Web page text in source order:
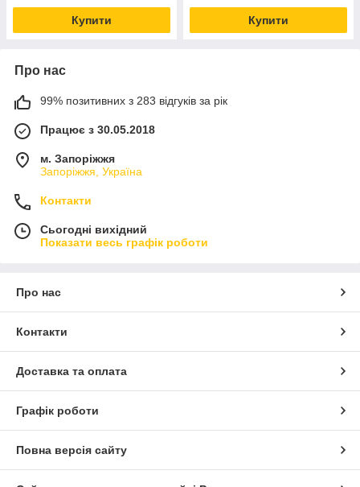
Купити Купити
Про нас
99% позитивних з 283 відгуків за рік
Працює з 30.05.2018
м. Запоріжжя
Запоріжжя, Україна
Контакти
Сьогодні вихідний
Показати весь графік роботи
Про нас
Контакти
Доставка та оплата
Графік роботи
Повна версія сайту